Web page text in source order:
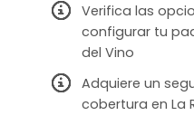
Verifica las
configurar tu
del Vino
Adquiere un
cobertura en La